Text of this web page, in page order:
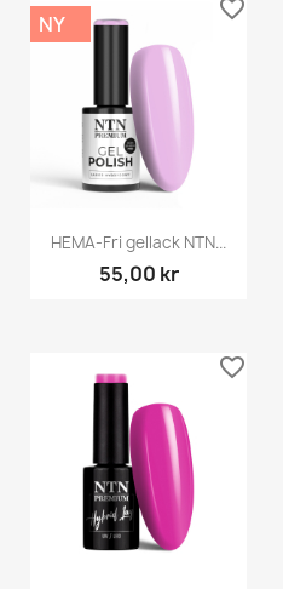
HEMA-Fri gellack NTN...
55,00 kr
NY
favorite_border
favorite_border